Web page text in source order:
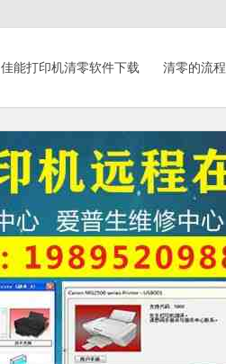
佳能打印机清零软件下载 清零的流程